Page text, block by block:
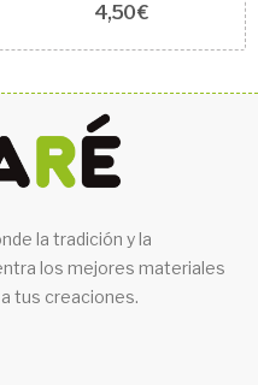
4,50 €
la tradición y la
los mejores materiales
tus creaciones.